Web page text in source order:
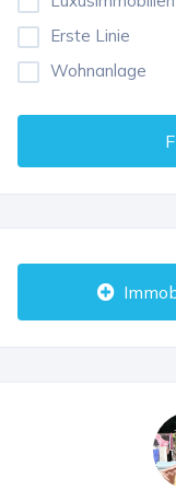
Erste Linie
Wohnanlage